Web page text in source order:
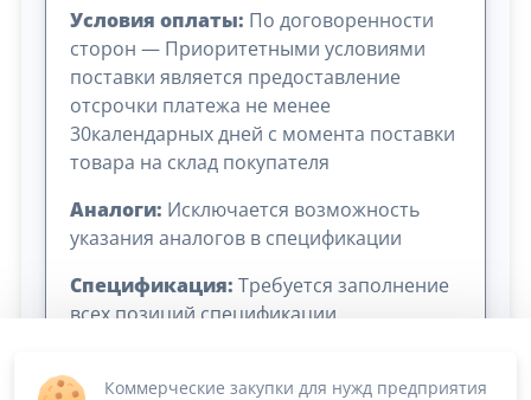
Условия оплаты: По договоренности
сторон — Приоритетными условиями
поставки является предоставление
отсрочки платежа не менее
30календарных дней с момента поставки
товара на склад покупателя
Аналоги: Исключается возможность
указания аналогов в спецификации
Спецификация: Требуется заполнение
всех позиций спецификации
Коммерческие закупки для нужд предприятия